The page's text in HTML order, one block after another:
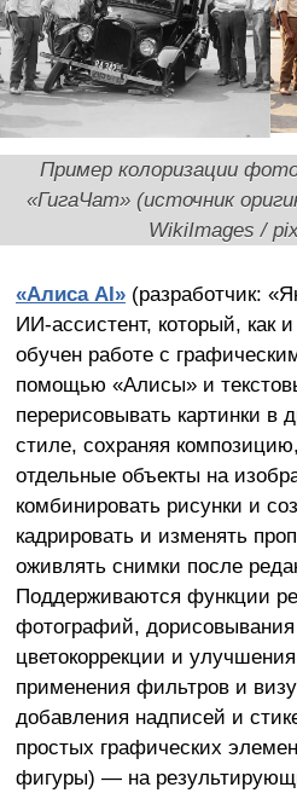
Пример колоризации
«ГигаЧат» (источник
WikiImages /
«Алиса AI»(разработчик:
ИИ-ассистент, который, как
обучен работе с
помощью «Алисы» и
перерисовывать картинки в
стиле, сохраняя
отдельные объекты на
комбинировать рисунки и
кадрировать и изменять
оживлять снимки после
Поддерживаются функции
фотографий,
цветокоррекции и
применения фильтров и
добавления надписей и
простых графических
фигуры) — на